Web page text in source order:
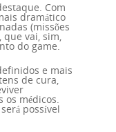
Com
dramático
(missões
que vai, sim,
do game.
e mais
de cura,
os médicos.
possível